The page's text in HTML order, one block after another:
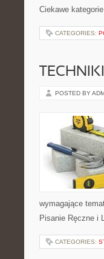
Ciekawe
CATEGORIES:
POSTED BY
wymagające
Pisanie Ręczne i
CATEGORIES: